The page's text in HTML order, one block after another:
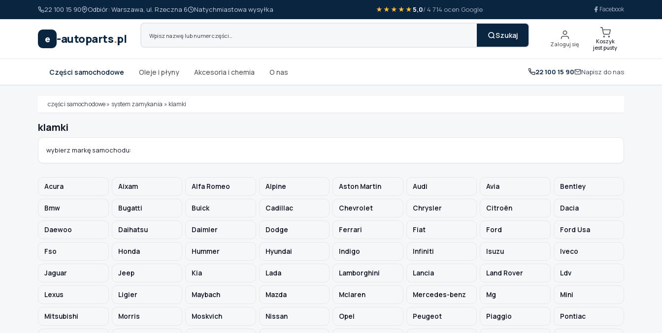
22 100 15 90 Odbiór: Warszawa, ul. Rzeczna 6 Natychmiastowa wysyłka ★★★★★5,0/ 4 714 ocen Google Facebook
e -autoparts.pl Szukaj
Zaloguj się
Koszyk
jest pusty
Części samochodowe Oleje i płyny Akcesoria i chemia O nas 22 100 15 90 Napisz do nas
MARKA
TYP / SILNIK
części samochodowe» system zamykania » klamki
klamki
wybierz markę samochodu:
Acura Aixam Alfa Romeo Alpine Aston Martin Audi Avia Bentley
Bmw Bugatti Buick Cadillac Chevrolet Chrysler Citroën Dacia
Daewoo Daihatsu Daimler Dodge Ferrari Fiat Ford Ford Usa
Fso Honda Hummer Hyundai Indigo Infiniti Isuzu Iveco
Jaguar Jeep Kia Lada Lamborghini Lancia Land Rover Ldv
Lexus Ligier Maybach Mazda Mclaren Mercedes-benz Mg Mini
Mitsubishi Morris Moskvich Nissan Opel Peugeot Piaggio Pontiac